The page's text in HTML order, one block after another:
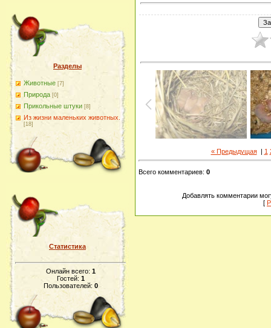
Разделы
Животные [7]
Природа [0]
Прикольные штуки [8]
Из жизни маленьких животных.
[18]
Статистика
Онлайн всего: 1
Гостей: 1
Пользователей: 0
« Предыдущая| 1
Всего комментариев: 0
Добавлять комментарии
[